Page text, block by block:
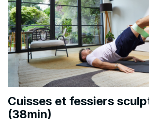
Cuisses et fessiers
(38min)